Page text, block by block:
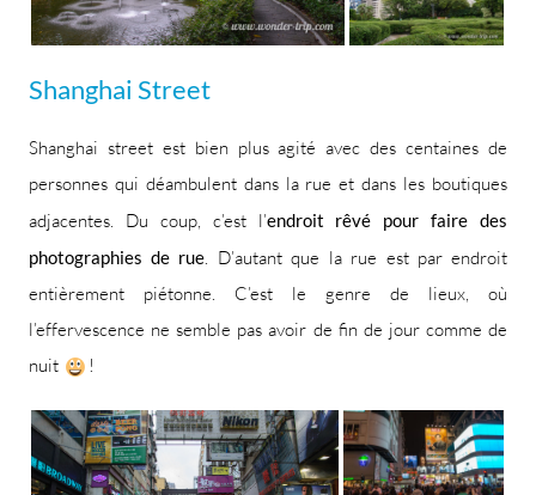
Shanghai Street
Shanghai street est bien plus agité avec des centaines de
personnes qui déambulent dans la rue et dans les boutiques
adjacentes. Du coup, c’est l’endroit rêvé pour faire des
photographies de rue. D’autant que la rue est par endroit
entièrement piétonne. C’est le genre de lieux, où
l’effervescence ne semble pas avoir de fin de jour comme de
nuit
!